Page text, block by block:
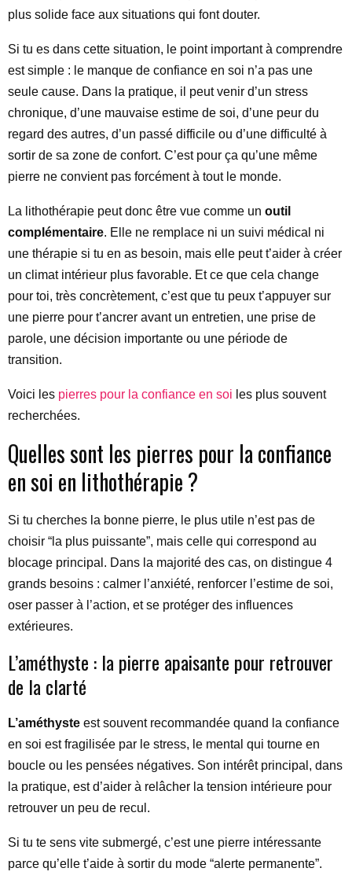
plus solide face aux situations qui font douter.
Si tu es dans cette situation, le point important à comprendre
est simple : le manque de confiance en soi n’a pas une
seule cause. Dans la pratique, il peut venir d’un stress
chronique, d’une mauvaise estime de soi, d’une peur du
regard des autres, d’un passé difficile ou d’une difficulté à
sortir de sa zone de confort. C’est pour ça qu’une même
pierre ne convient pas forcément à tout le monde.
La lithothérapie peut donc être vue comme un outil
complémentaire. Elle ne remplace ni un suivi médical ni
une thérapie si tu en as besoin, mais elle peut t’aider à créer
un climat intérieur plus favorable. Et ce que cela change
pour toi, très concrètement, c’est que tu peux t’appuyer sur
une pierre pour t’ancrer avant un entretien, une prise de
parole, une décision importante ou une période de
transition.
Voici les pierres pour la confiance en soi les plus souvent
recherchées.
Quelles sont les pierres pour la confiance
en soi en lithothérapie ?
Si tu cherches la bonne pierre, le plus utile n’est pas de
choisir “la plus puissante”, mais celle qui correspond au
blocage principal. Dans la majorité des cas, on distingue 4
grands besoins : calmer l’anxiété, renforcer l’estime de soi,
oser passer à l’action, et se protéger des influences
extérieures.
L’améthyste : la pierre apaisante pour retrouver
de la clarté
L’améthyste est souvent recommandée quand la confiance
en soi est fragilisée par le stress, le mental qui tourne en
boucle ou les pensées négatives. Son intérêt principal, dans
la pratique, est d’aider à relâcher la tension intérieure pour
retrouver un peu de recul.
Si tu te sens vite submergé, c’est une pierre intéressante
parce qu’elle t’aide à sortir du mode “alerte permanente”.